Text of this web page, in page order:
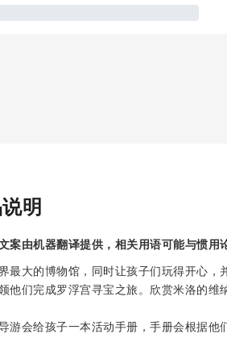
明
案由机器翻译提供，相关用语可能与惯用
最大的博物馆，同时让孩子们玩得开心
他们完成罗浮宫寻宝之旅。欣赏米洛的维
游会给孩子一本活动手册，手册会根据